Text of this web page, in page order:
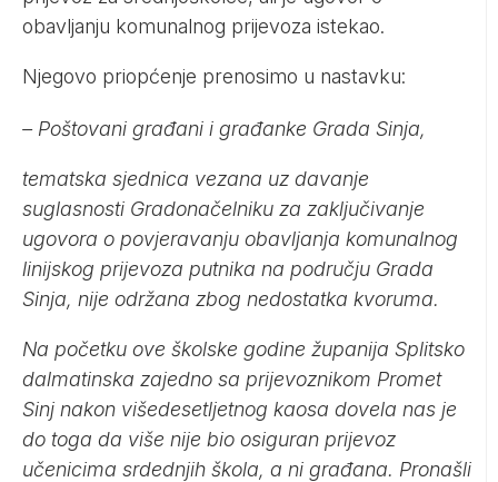
obavljanju komunalnog prijevoza istekao.
Njegovo priopćenje prenosimo u nastavku:
– Poštovani građani i građanke Grada Sinja,
tematska sjednica vezana uz davanje
suglasnosti Gradonačelniku za zaključivanje
ugovora o povjeravanju obavljanja komunalnog
linijskog prijevoza putnika na području Grada
Sinja, nije održana zbog nedostatka kvoruma.
Na početku ove školske godine županija Splitsko
dalmatinska zajedno sa prijevoznikom Promet
Sinj nakon višedesetljetnog kaosa dovela nas je
do toga da više nije bio osiguran prijevoz
učenicima srdednjih škola, a ni građana. Pronašli